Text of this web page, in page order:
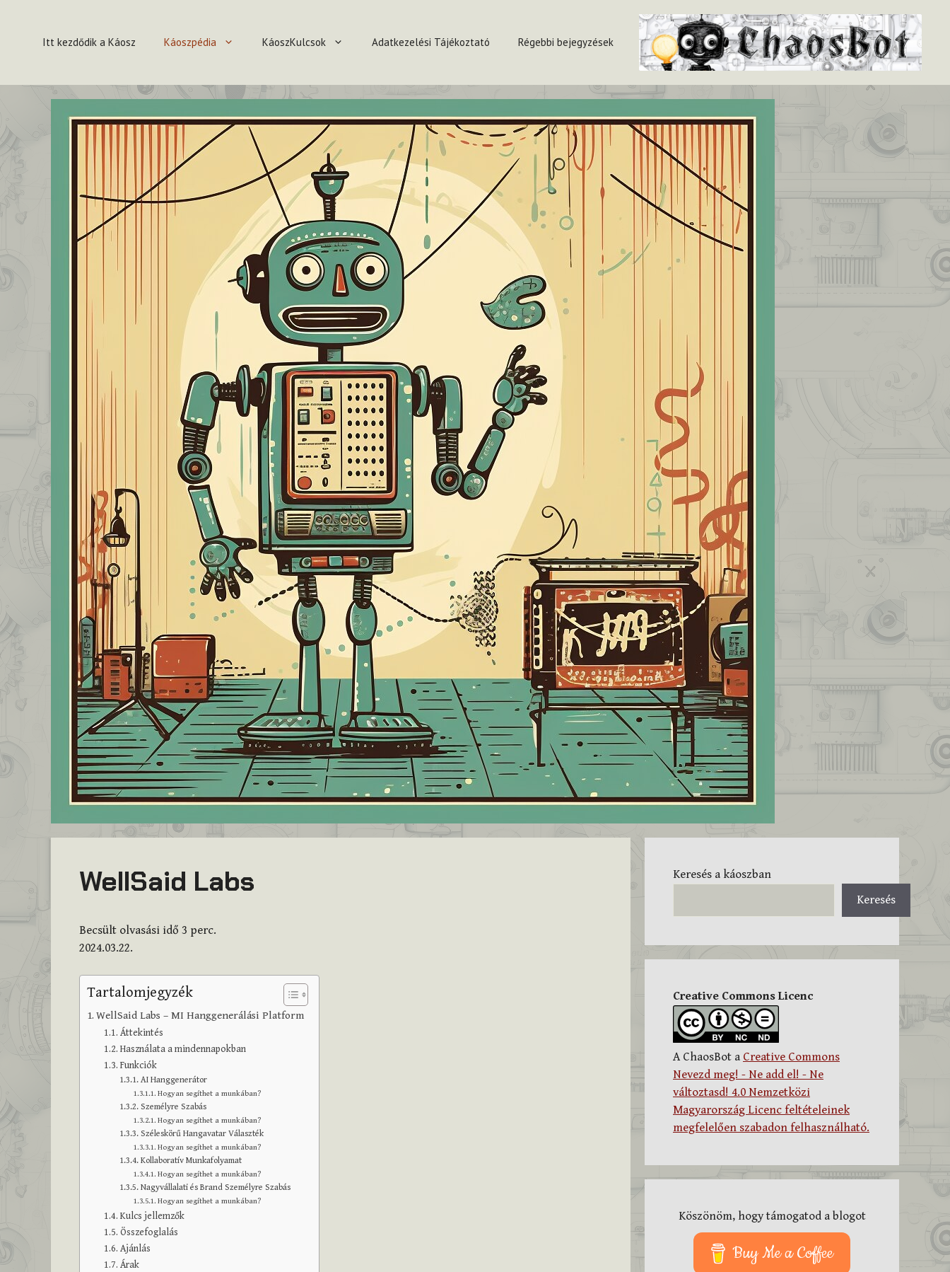
tartalombaItt kezdődik a Káosz Káoszpédia KáoszKulcsok Adatkezelési Tájékoztató Régebbi bejegyzések
WellSaid Labs
Becsült olvasási idő 3 perc.
2024.03.22.
Tartalomjegyzék
WellSaid Labs – MI Hanggenerálási Platform
Áttekintés
Használata a mindennapokban
Funkciók
AI Hanggenerátor
Hogyan segíthet a munkában?
Személyre Szabás
Hogyan segíthet a munkában?
Széleskörű Hangavatar Választék
Hogyan segíthet a munkában?
Kollaboratív Munkafolyamat
Hogyan segíthet a munkában?
Nagyvállalati és Brand Személyre Szabás
Hogyan segíthet a munkában?
Kulcs jellemzők
Összefoglalás
Ajánlás
Árak
Keresés a káoszban
Keresés
Creative Commons Licenc
A ChaosBot a Creative Commons
Nevezd meg! - Ne add el! - Ne
változtasd! 4.0 Nemzetközi
Magyarország Licenc feltételeinek
megfelelően szabadon felhasználható.
Köszönöm, hogy támogatod a blogot
Buy Me a Coffee